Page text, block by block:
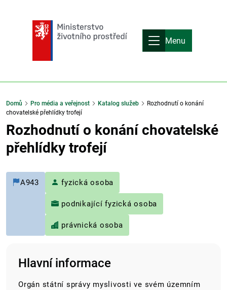
Menu
Domů Pro média a veřejnost Katalog služeb
Rozhodnutí o konání
chovatelské přehlídky trofejí
Rozhodnutí o konání chovatelské
přehlídky trofejí
A943 fyzická osoba
podnikající fyzická osoba
právnická osoba
Hlavní informace
Orgán státní správy myslivosti ve svém územním